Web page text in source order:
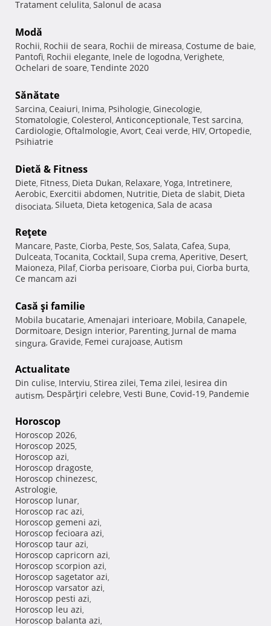
Tratament celulita, Salonul de acasa
Modă
Rochii, Rochii de seara, Rochii de mireasa, Costume de baie,
Pantofi, Rochii elegante, Inele de logodna, Verighete,
Ochelari de soare, Tendinte 2020
Sănătate
Sarcina, Ceaiuri, Inima, Psihologie, Ginecologie,
Stomatologie, Colesterol, Anticonceptionale, Test sarcina,
Cardiologie, Oftalmologie, Avort, Ceai verde, HIV, Ortopedie,
Psihiatrie
Dietă & Fitness
Diete, Fitness, Dieta Dukan, Relaxare, Yoga, Intretinere,
Aerobic, Exercitii abdomen, Nutritie, Dieta de slabit, Dieta
disociata, Silueta, Dieta ketogenica, Sala de acasa
Reţete
Mancare, Paste, Ciorba, Peste, Sos, Salata, Cafea, Supa,
Dulceata, Tocanita, Cocktail, Supa crema, Aperitive, Desert,
Maioneza, Pilaf, Ciorba perisoare, Ciorba pui, Ciorba burta,
Ce mancam azi
Casă şi familie
Mobila bucatarie, Amenajari interioare, Mobila, Canapele,
Dormitoare, Design interior, Parenting, Jurnal de mama
singura, Gravide, Femei curajoase, Autism
Actualitate
Din culise, Interviu, Stirea zilei, Tema zilei, Iesirea din
autism, Despărţiri celebre, Vesti Bune, Covid-19, Pandemie
Horoscop
Horoscop 2026,
Horoscop 2025,
Horoscop azi,
Horoscop dragoste,
Horoscop chinezesc,
Astrologie,
Horoscop lunar,
Horoscop rac azi,
Horoscop gemeni azi,
Horoscop fecioara azi,
Horoscop taur azi,
Horoscop capricorn azi,
Horoscop scorpion azi,
Horoscop sagetator azi,
Horoscop varsator azi,
Horoscop pesti azi,
Horoscop leu azi,
Horoscop balanta azi,